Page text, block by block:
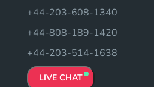
+44-203-608-1340
+44-808-189-1420
+44-203-514-1638
LIVE CHAT